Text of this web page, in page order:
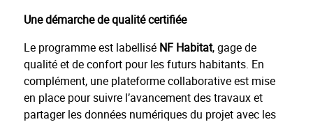
Une démarche de qualité certifiée
Le programme est labellisé NF Habitat, gage de
qualité et de confort pour les futurs habitants. En
complément, une plateforme collaborative est mise
en place pour suivre l’avancement des travaux et
partager les données numériques du projet avec les